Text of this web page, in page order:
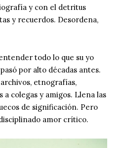
y con el detritus
y recuerdos. Desordena,
todo lo que su yo
por alto décadas antes.
etnografías,
a colegas y amigos. Llena las
de significación. Pero
amor crítico.